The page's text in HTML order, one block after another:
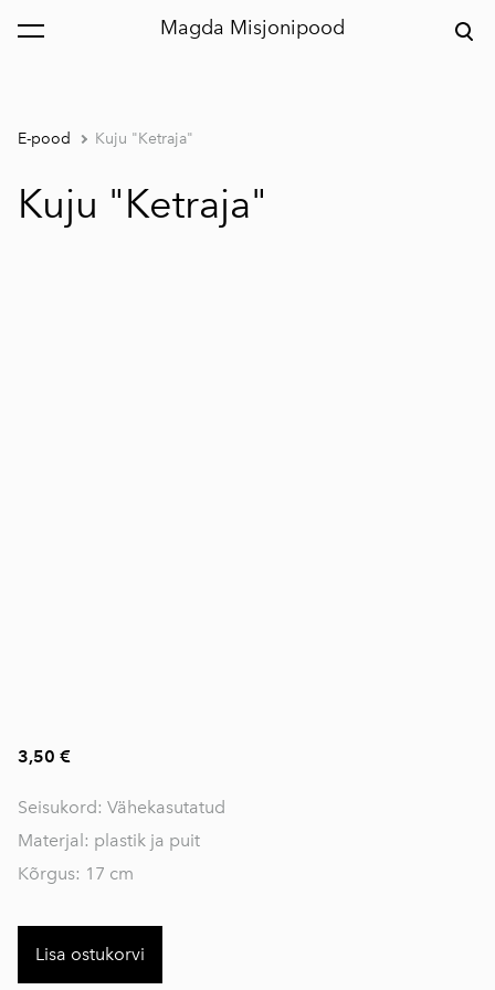
Magda Misjonipood
lisati ostukorvi. Vaata ostukorvi
E-pood Kuju "Ketraja"
Kuju "Ketraja"
3,50 €
Seisukord: Vähekasutatud
Materjal: plastik ja puit
Kõrgus: 17 cm
Lisa ostukorvi